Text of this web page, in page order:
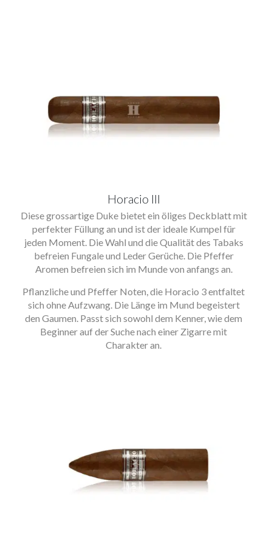
Horacio III
Diese grossartige Duke bietet ein öliges Deckblatt mit
perfekter Füllung an und ist der ideale Kumpel für
jeden Moment. Die Wahl und die Qualität des Tabaks
befreien Fungale und Leder Gerüche. Die Pfeffer
Aromen befreien sich im Munde von anfangs an.
Pflanzliche und Pfeffer Noten, die Horacio 3 entfaltet
sich ohne Aufzwang. Die Länge im Mund begeistert
den Gaumen. Passt sich sowohl dem Kenner, wie dem
Beginner auf der Suche nach einer Zigarre mit
Charakter an.